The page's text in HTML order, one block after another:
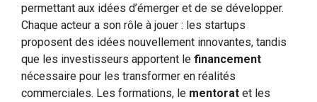
permettant aux idées d’émerger et de se développer.
Chaque acteur a son rôle à jouer : les startups
proposent des idées nouvellement innovantes, tandis
que les investisseurs apportent le financement
nécessaire pour les transformer en réalités
commerciales. Les formations, le mentorat et les